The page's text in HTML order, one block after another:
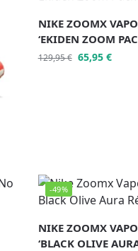
NIKE ZOOMX
‘EKIDEN ZOOM
129,95€ 65,95 €
-49%
NIKE ZOOMX
‘BLACK OLIVE